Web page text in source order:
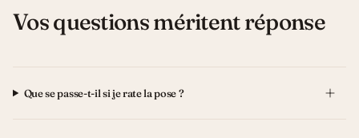
Vos questions méritent réponse
Que se passe-t-il si je rate la pose ?